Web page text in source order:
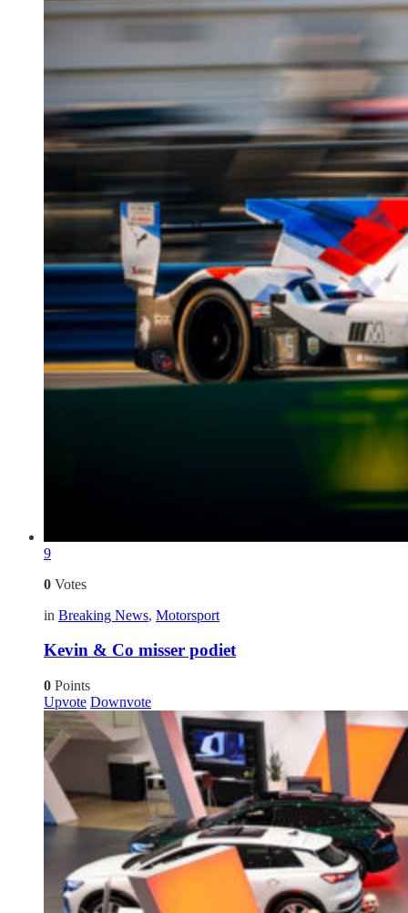
9
0 Votes
in Breaking News, Motorsport
Kevin & Co misser podiet
0 Points
Upvote Downvote